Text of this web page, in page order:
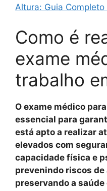
Altura: Guia Completo
Como é
exame
trabalho
O exame médico
essencial para
está apto a realizar
elevados com
capacidade física e
prevenindo riscos
preservando a